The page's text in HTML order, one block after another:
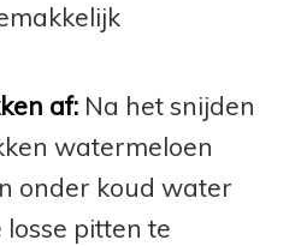
af:Na het snijden
watermeloen
onder koud water
pitten te